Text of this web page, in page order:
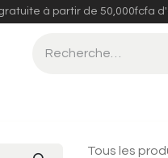
à partir de 50,000fcfa
Tous les